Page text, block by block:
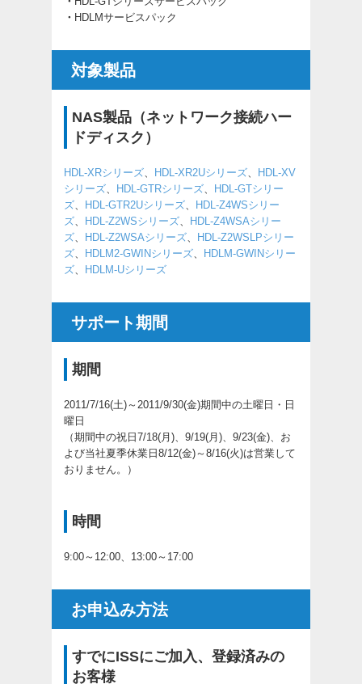
・ HDLMサービスパック
対象製品
NAS製品（ネットワーク接続ハー
ドディスク）
HDL-XRシリーズ、 HDL-XR2Uシリーズ、
HDL-XV
シリーズ、 HDL-GTRシリーズ、
HDL-GTシリー
ズ、 HDL-GTR2Uシリーズ、
HDL-Z4WSシリー
ズ、 HDL-Z2WSシリーズ、
HDL-Z4WSAシリー
ズ、 HDL-Z2WSAシリーズ、
HDL-Z2WSLPシリー
ズ、 HDLM2-GWINシリーズ、
HDLM-GWINシリー
ズ、 HDLM-Uシリーズ
サポート期間
期間
2011/7/16(土)～2011/9/30(金)期間中の土曜日・日
曜日
（期間中の祝日7/18(月)、9/19(月)、9/23(金)、お
よび当社夏季休業日8/12(金)～8/16(火)は営業して
おりません。）
時間
9:00～12:00、13:00～17:00
お申込み方法
すでにISSにご加入、登録済みの
お客様